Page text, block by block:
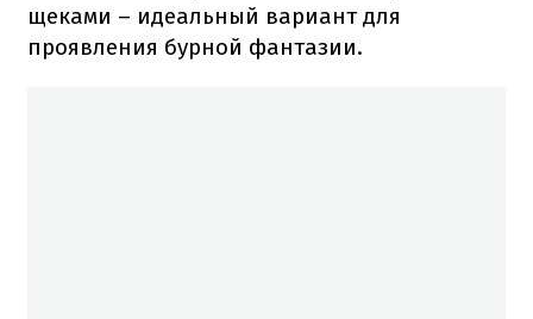
щеками – идеальный вариант для
проявления бурной фантазии.